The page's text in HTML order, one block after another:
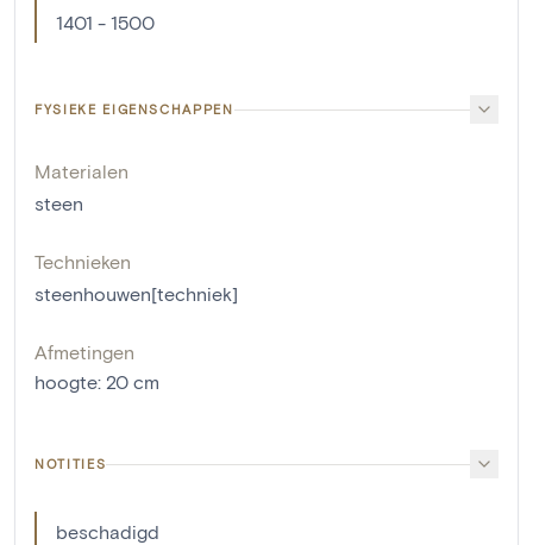
1401 - 1500
FYSIEKE EIGENSCHAPPEN
Materialen
steen
Technieken
steenhouwen[techniek]
Afmetingen
hoogte: 20 cm
NOTITIES
beschadigd